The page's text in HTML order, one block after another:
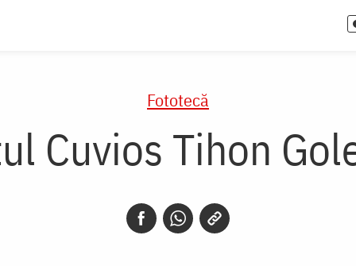
Fototecă
Cuvios Tihon